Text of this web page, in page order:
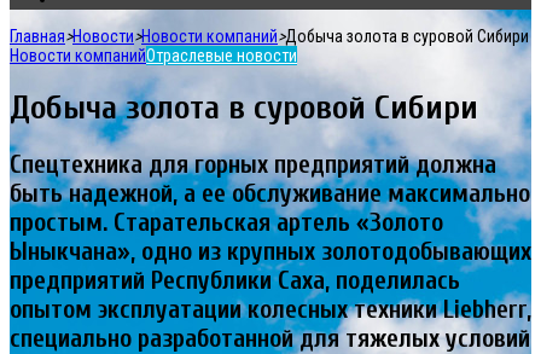
Главная>Новости>Новости компаний>Добыча золота в суровой Сибири
Новости компанийОтраслевые новости
Добыча золота в суровой Сибири
Спецтехника для горных предприятий должна
быть надежной, а ее обслуживание максимально
простым. Старательская артель «Золото
Ыныкчана», одно из крупных золотодобывающих
предприятий Республики Саха, поделилась
опытом эксплуатации колесных техники Liebherr,
специально разработанной для тяжелых условий